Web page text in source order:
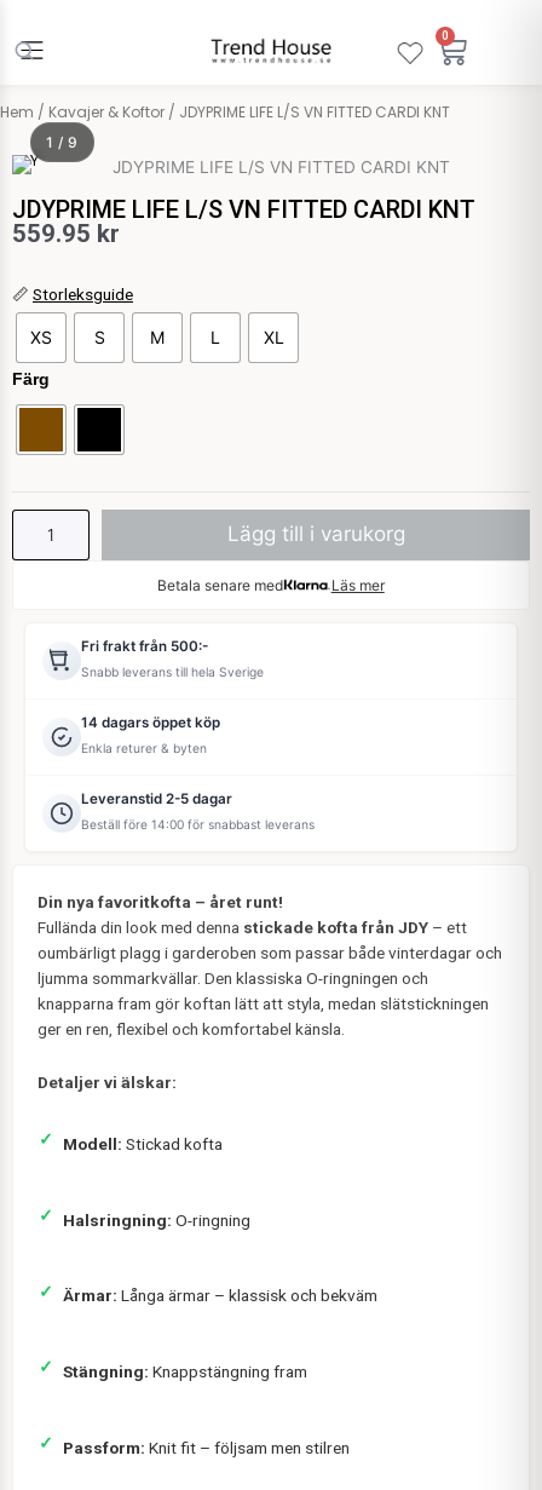
innehåll
0
Hem / Kavajer & Koftor / JDYPRIME LIFE L/S VN FITTED CARDI KNT
JDY
1 / 9
JDYPRIME LIFE L/S VN FITTED CARDI KNT
559.95 kr
📏 Storleksguide
XS S M L XL
Färg
JDYPRIME
LIFE
L/S
VN
FITTED
Lägg till i varukorg
Betala senare med Läs mer
Fri frakt från 500:-
Snabb leverans till hela Sverige
14 dagars öppet köp
Enkla returer & byten
Leveranstid 2-5 dagar
Beställ före 14:00 för snabbast leverans
Din nya favoritkofta – året runt!
Fullända din look med denna stickade kofta från JDY – ett
oumbärligt plagg i garderoben som passar både vinterdagar och
ljumma sommarkvällar. Den klassiska O-ringningen och
knapparna fram gör koftan lätt att styla, medan slätstickningen
ger en ren, flexibel och komfortabel känsla.
Detaljer vi älskar:
Modell: Stickad kofta
Halsringning: O-ringning
Ärmar: Långa ärmar – klassisk och bekväm
Stängning: Knappstängning fram
Passform: Knit fit – följsam men stilren